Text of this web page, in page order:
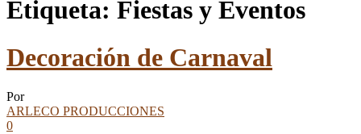
Etiqueta: Fiestas y Eventos
Decoración de Carnaval
Por
ARLECO PRODUCCIONES
0